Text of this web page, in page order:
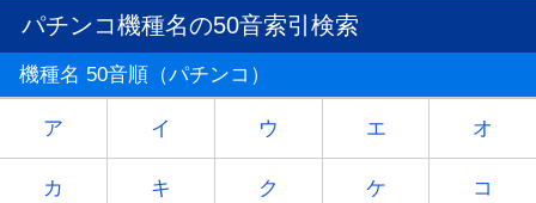
パチンコ機種名の50音索引検索
機種名 50音順（パチンコ）
ア イ ウ エ オ
カ キ ク ケ コ